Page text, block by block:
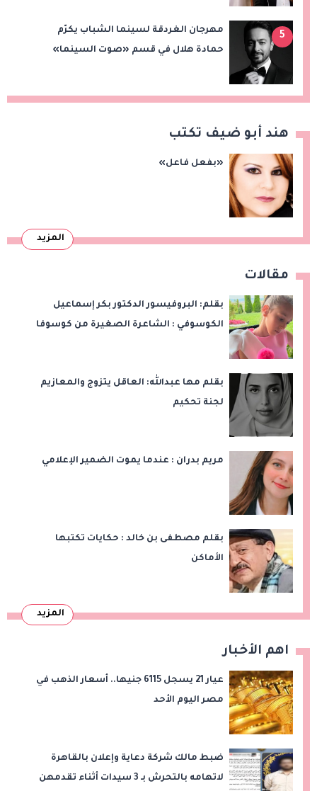
5
مهرجان الغردقة لسينما الشباب يكرّم
حمادة هلال في قسم «صوت السينما»
هند أبو ضيف تكتب
«بفعل فاعل»
المزيد
مقالات
بقلم: البروفيسور الدكتور بكر إسماعيل
الكوسوفي : الشاعرة الصغيرة من كوسوفا
بقلم مها عبدالله: العاقل يتزوج والمعازيم
لجنة تحكيم
مريم بدران : عندما يموت الضمير الإعلامي
بقلم مصطفى بن خالد : حكايات تكتبها
الأماكن
المزيد
اهم الأخبار
عيار 21 يسجل 6115 جنيها.. أسعار الذهب في
مصر اليوم الأحد
ضبط مالك شركة دعاية وإعلان بالقاهرة
لاتهامه بالتحرش بـ 3 سيدات أثناء تقدمهن